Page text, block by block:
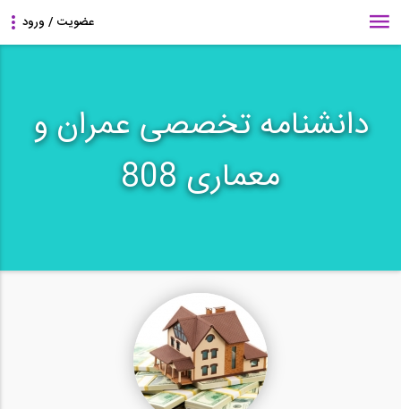
دانشنامه تخصصی عمران و
معماری 808